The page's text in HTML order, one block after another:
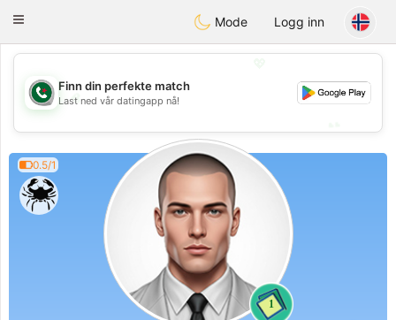
Weshrak
Toggle
Mode Logg inn
💖
💕
Finn din perfekte match
Last ned vår datingapp nå!
0.5/1
1